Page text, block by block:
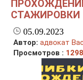
СТАЖИРОВКИ
05.09.2023
Автор: адвокат
Просмотров : 1298